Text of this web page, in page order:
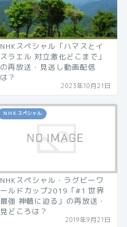
NHKスペシャル「ハマスとイ
スラエル 対立激化どこまで」
の再放送・見逃し動画配信
は？
2023年10月21日
ＮＨＫスペシャル
NHKスペシャル・ラグビーワ
ールドカップ2019「#1 世界
最強 神髄に迫る」の再放送・
見どころは？
2019年9月21日